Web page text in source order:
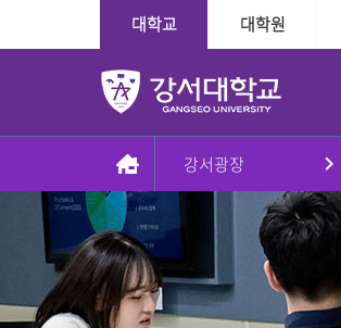
대학교 대학원
인사말
동정
Message & Prayer
강서대학교 비젼
인문·사회계열
신학과
G2빅데이터경영학과
상담심리학과
수시
정시
재외국민
추가모집
다전공제도
학적관련
졸업관련
자격관련
학사인트라넷
강서광장